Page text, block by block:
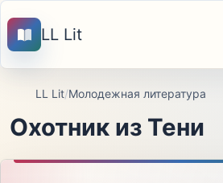
LL Lit
LL Lit/Молодежная литература
Охотник из Тени